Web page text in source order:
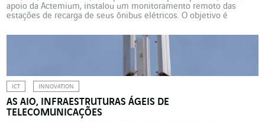
apoio da Actemium, instalou um monitoramento remoto das
estações de recarga de seus ônibus elétricos. O objetivo é
Há 120 anos que os bondes elétricos percorrem a grande cidade
industrial e universitária de Jena, no […]
ICT INNOVATION
AS AIO, INFRAESTRUTURAS ÁGEIS DE
TELECOMUNICAÇÕES